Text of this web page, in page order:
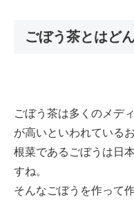
ごぼう茶とはど
ごぼう茶は多くのメデ
が高いといわれているお
根菜であるごぼうは日
すね。
そんなごぼうを作って